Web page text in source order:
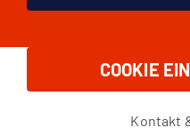
COOKIE
Kontakt